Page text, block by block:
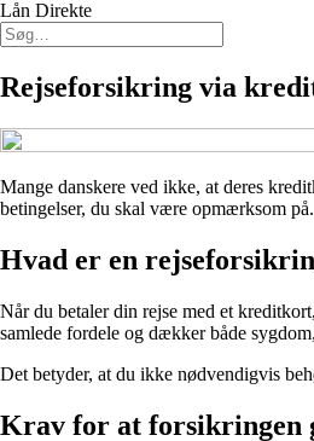
Lån Direkte
Rejseforsikring via
Mange danskere ved ikke, at deres
betingelser, du skal være opmærksom
Hvad er en
Når du betaler din rejse med et
samlede fordele og dækker både
Det betyder, at du ikke nødvendigvis
Krav for at forsikringen